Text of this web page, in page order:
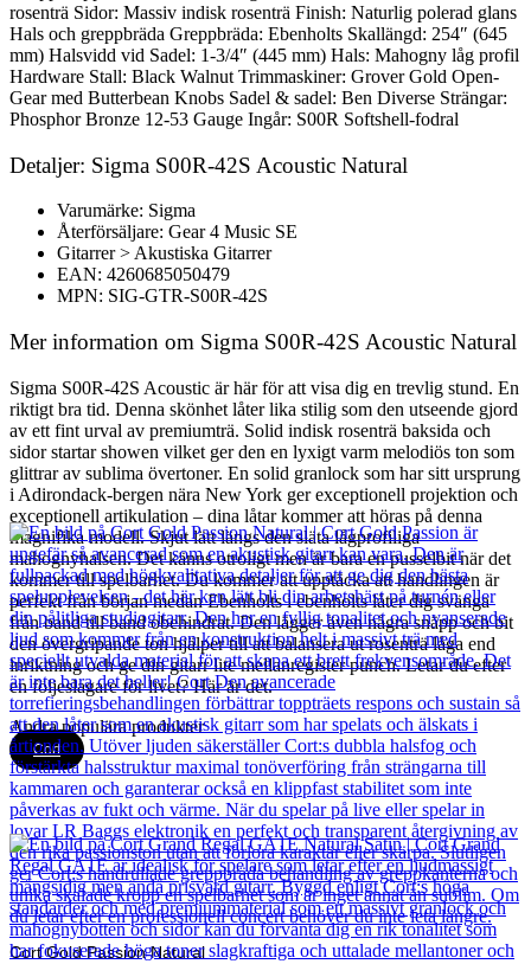
rosenträ Sidor: Massiv indisk rosenträ Finish: Naturlig polerad glans
Hals och greppbräda Greppbräda: Ebenholts Skallängd: 254″ (645
mm) Halsvidd vid Sadel: 1-3/4″ (445 mm) Hals: Mahogny låg profil
Hardware Stall: Black Walnut Trimmaskiner: Grover Gold Open-
Gear med Butterbean Knobs Sadel & sadel: Ben Diverse Strängar:
Phosphor Bronze 12-53 Gauge Ingår: S00R Softshell-fodral
Detaljer: Sigma S00R-42S Acoustic Natural
Varumärke: Sigma
Återförsäljare: Gear 4 Music SE
Gitarrer > Akustiska Gitarrer
EAN: 4260685050479
MPN: SIG-GTR-S00R-42S
Mer information om Sigma S00R-42S Acoustic Natural
Sigma S00R-42S Acoustic är här för att visa dig en trevlig stund. En
riktigt bra tid. Denna skönhet låter lika stilig som den utseende gjord
av ett fint urval av premiumträ. Solid indisk rosenträ baksida och
sidor startar showen vilket ger den en lyxigt varm melodiös ton som
glittrar av sublima övertoner. En solid granlock som har sitt ursprung
i Adirondack-bergen nära New York ger exceptionell projektion och
exceptionell artikulation – dina låtar kommer att höras på denna
magnifika modell. Skjut lätt längs den släta lågprofiliga
mahognyhalsen. Det känns otroligt men är bara en pusselbit när det
kommer till spelbarhet. Du kommer att upptäcka att handlingen är
perfekt från början medan Ebenholts i ebenholts låter dig svänga
från band till band obehindrat. Den lägger även några snäpp och bit
den övergripande ton hjälper till att balansera ut rosenträ låga end
inriktning och ge din gitarr lite mellanregister punch. Letar du efter
en följeslagare för livet? Här är det.
Andra populära produkter
Cort
Cort Gold Passion Natural